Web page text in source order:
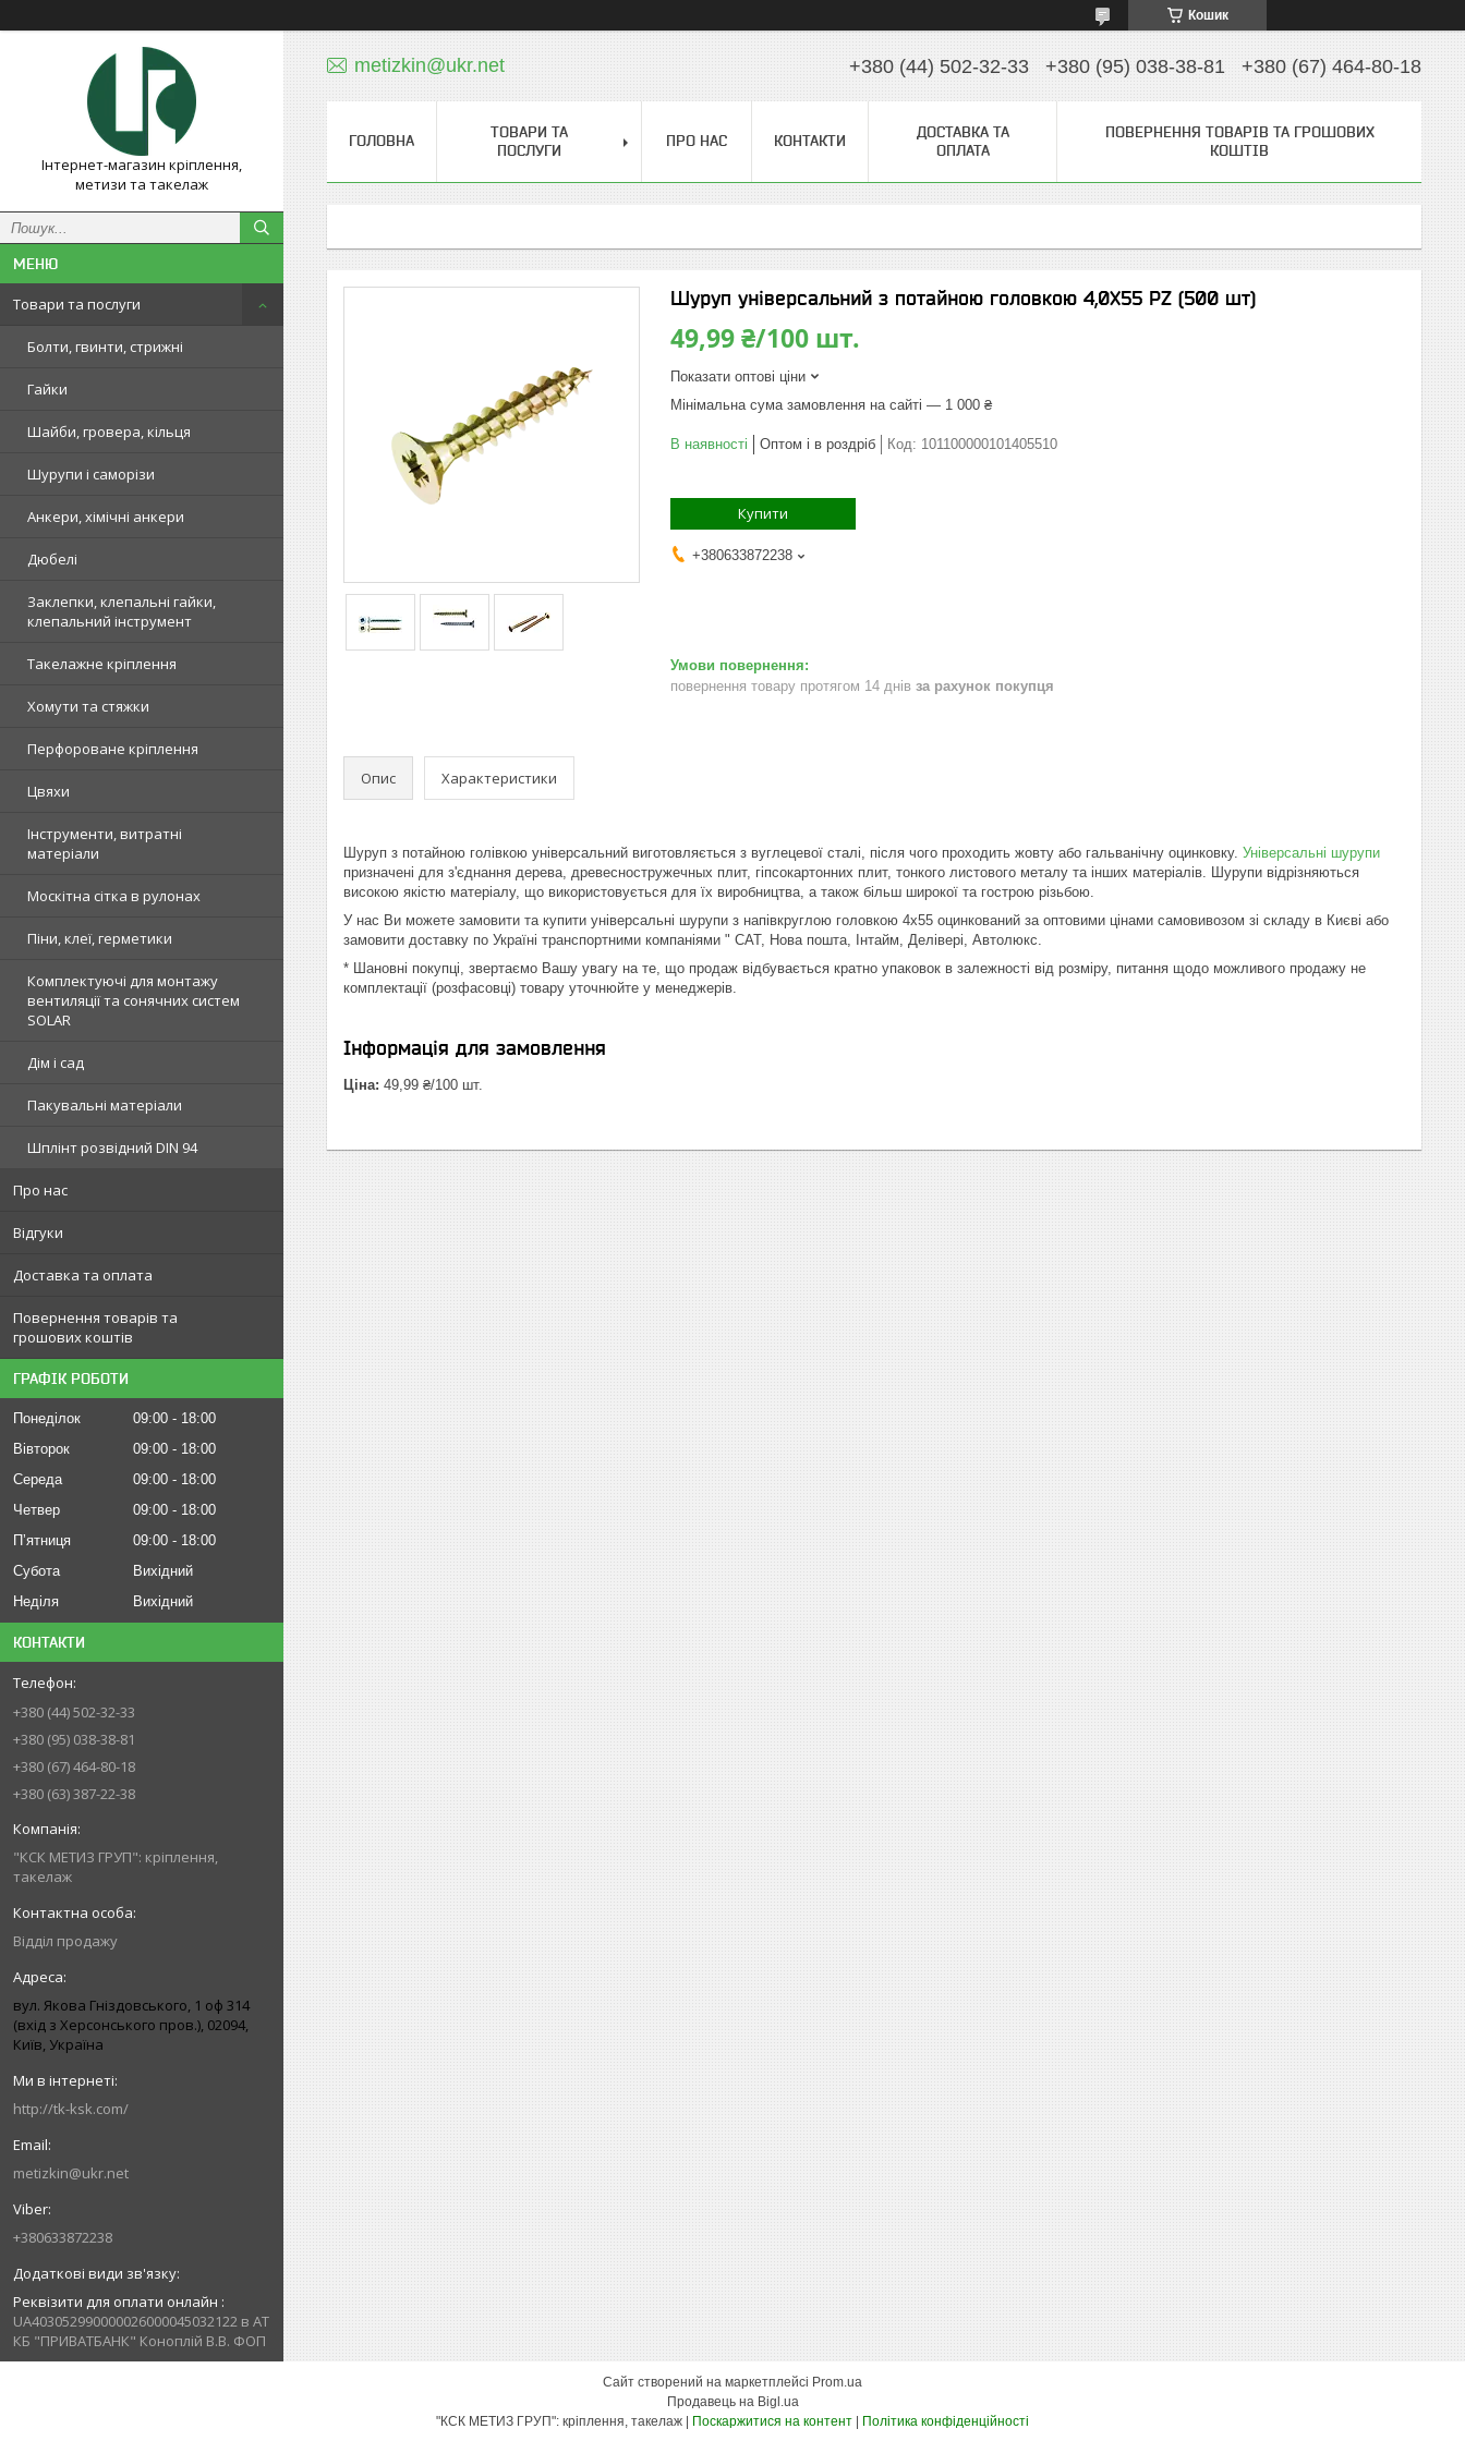
Кошик
Інтернет-магазин кріплення,
метизи та такелаж
Товари та послуги
Болти, гвинти, стрижні
Гайки
Шайби, гровера, кільця
Шурупи і саморізи
Анкери, хімічні анкери
Дюбелі
Заклепки, клепальні гайки,
клепальний інструмент
Такелажне кріплення
Хомути та стяжки
Перфороване кріплення
Цвяхи
Інструменти, витратні
матеріали
Москітна сітка в рулонах
Піни, клеї, герметики
Комплектуючі для монтажу
вентиляції та сонячних систем
SOLAR
Дім і сад
Пакувальні матеріали
Шплінт розвідний DIN 94
Про нас
Відгуки
Доставка та оплата
Повернення товарів та
грошових коштів
ГРАФІК РОБОТИ
Понеділок 09:00
18:00
Вівторок
09:00
18:00
Середа
09:00
18:00
Четвер
09:00
18:00
Пʼятниця
09:00
18:00
Субота
Вихідний
Неділя
Вихідний
КОНТАКТИ
+380 (44) 502-32-33
+380 (95) 038-38-81
+380 (67) 464-80-18
+380 (63) 387-22-38
"КСК МЕТИЗ ГРУП": кріплення,
такелаж
Відділ продажу
вул. Якова Гніздовського, 1 оф 314
(вхід з Херсонського пров.), 02094,
Київ, Україна
http://tk-ksk.com/
metizkin@ukr.net
+380633872238
Реквізити для оплати онлайн
UA403052990000026000045032122 в АТ
КБ "ПРИВАТБАНК" Коноплій В.В. ФОП
metizkin@ukr.net +380 (44) 502-32-33 +380 (95) 038-38-81 +380 (67) 464-80-18
ГОЛОВНА
ТОВАРИ ТА
ПОСЛУГИ
ПРО НАС КОНТАКТИ
ДОСТАВКА ТА
ОПЛАТА
ПОВЕРНЕННЯ ТОВАРІВ ТА ГРОШОВИХ
КОШТІВ
Шуруп універсальний з потайною головкою 4,0Х55 PZ (500 шт)
49,99 ₴/100 шт.
Показати оптові ціни
Мінімальна сума замовлення на сайті — 1 000 ₴
В наявності Оптом і в роздріб Код: 101100000101405510
Купити
+380633872238
повернення товару протягом 14 днів за рахунок покупця
Опис Характеристики
Шуруп з потайною голівкою універсальний виготовляється з вуглецевої сталі, після чого проходить жовту або гальванічну оцинковку. Універсальні шурупи
призначені для з'єднання дерева, древесностружечных плит, гіпсокартонних плит, тонкого листового металу та інших матеріалів. Шурупи відрізняються
високою якістю матеріалу, що використовується для їх виробництва, а також більш широкої та гострою різьбою.
У нас Ви можете замовити та купити універсальні шурупи з напівкруглою головкою 4х55 оцинкований за оптовими цінами самовивозом зі складу в Києві або
замовити доставку по Україні транспортними компаніями " САТ, Нова пошта, Інтайм, Делівері, Автолюкс.
* Шановні покупці, звертаємо Вашу увагу на те, що продаж відбувається кратно упаковок в залежності від розміру, питання щодо можливого продажу не
комплектації (розфасовці) товару уточнюйте у менеджерів.
Інформація для замовлення
Ціна: 49,99 ₴/100 шт.
Сайт створений на маркетплейсі Prom.ua
Продавець на Bigl.ua
Поскаржитися на контент Політика конфіденційності